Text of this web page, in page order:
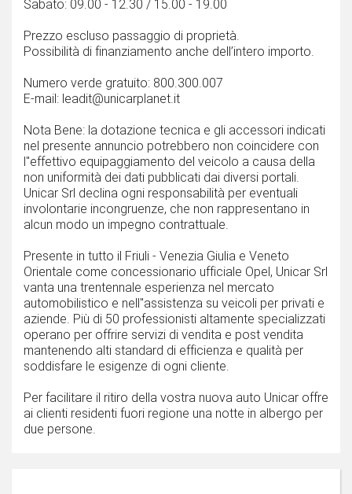
Sabato: 09.00 - 12.30 / 15.00 - 19.00
Prezzo escluso passaggio di proprietà.
Possibilità di finanziamento anche dell’intero importo.
Numero verde gratuito: 800.300.007
E-mail: leadit@unicarplanet.it
Nota Bene: la dotazione tecnica e gli accessori indicati
nel presente annuncio potrebbero non coincidere con
l''effettivo equipaggiamento del veicolo a causa della
non uniformità dei dati pubblicati dai diversi portali.
Unicar Srl declina ogni responsabilità per eventuali
involontarie incongruenze, che non rappresentano in
alcun modo un impegno contrattuale.
Presente in tutto il Friuli - Venezia Giulia e Veneto
Orientale come concessionario ufficiale Opel, Unicar Srl
vanta una trentennale esperienza nel mercato
automobilistico e nell''assistenza su veicoli per privati e
aziende. Più di 50 professionisti altamente specializzati
operano per offrire servizi di vendita e post vendita
mantenendo alti standard di efficienza e qualità per
soddisfare le esigenze di ogni cliente.
Per facilitare il ritiro della vostra nuova auto Unicar offre
ai clienti residenti fuori regione una notte in albergo per
due persone.